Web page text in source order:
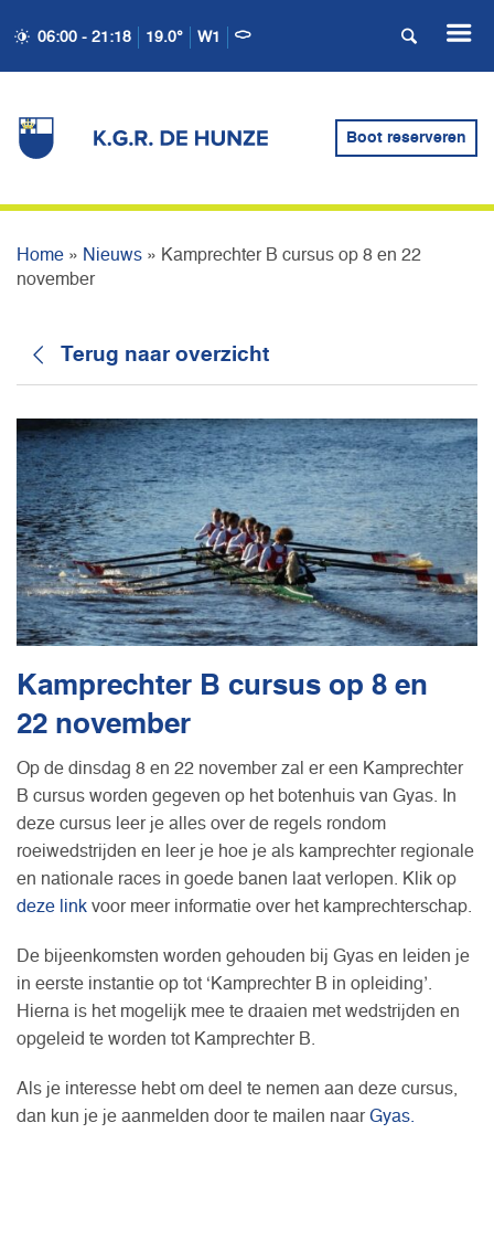
06:00 - 21:18 19.0° W1
Boot reserveren
KAMPRECHTER B CURSUS
Home » Nieuws » Kamprechter B cursus op 8 en 22
november
Terug naar overzicht
Kamprechter B cursus op 8 en
22 november
Op de dinsdag 8 en 22 november zal er een Kamprechter
B cursus worden gegeven op het botenhuis van Gyas. In
deze cursus leer je alles over de regels rondom
roeiwedstrijden en leer je hoe je als kamprechter regionale
en nationale races in goede banen laat verlopen. Klik op
deze link voor meer informatie over het kamprechterschap.
De bijeenkomsten worden gehouden bij Gyas en leiden je
in eerste instantie op tot ‘Kamprechter B in opleiding’.
Hierna is het mogelijk mee te draaien met wedstrijden en
opgeleid te worden tot Kamprechter B.
Als je interesse hebt om deel te nemen aan deze cursus,
dan kun je je aanmelden door te mailen naarGyas.